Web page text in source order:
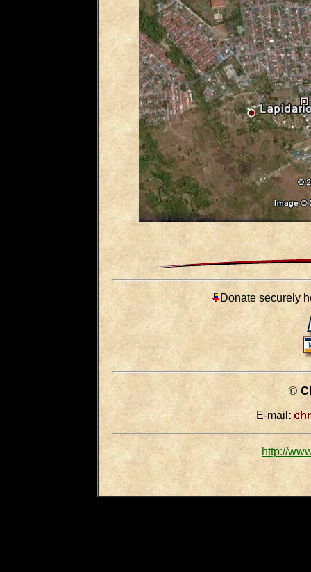
Donate securely
©
E-mail :
http://